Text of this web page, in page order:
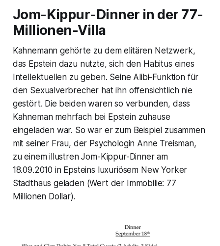
Jom-Kippur-Dinner in der 77-
Millionen-Villa
Kahnemann gehörte zu dem elitären Netzwerk,
das Epstein dazu nutzte, sich den Habitus eines
Intellektuellen zu geben. Seine Alibi-Funktion für
den Sexualverbrecher hat ihn offensichtlich nie
gestört. Die beiden waren so verbunden, dass
Kahneman mehrfach bei Epstein zuhause
eingeladen war. So war er zum Beispiel zusammen
mit seiner Frau, der Psychologin Anne Treisman,
zu einem illustren Jom-Kippur-Dinner am
18.09.2010 in Epsteins luxuriösem New Yorker
Stadthaus geladen (Wert der Immobilie: 77
Millionen Dollar).